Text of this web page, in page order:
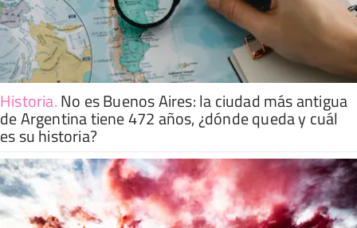
Historia.No es Buenos Aires: la ciudad más antigua
de Argentina tiene 472 años, ¿dónde queda y cuál
es su historia?